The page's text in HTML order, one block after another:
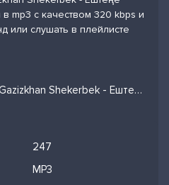
mp3 с качеством 320 kbps и
или слушать в плейлисте
Слушать песню Gazizkhan Shekerbek - Ештеңе жасырма и добавить в избранных
247
MP3